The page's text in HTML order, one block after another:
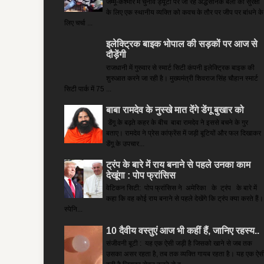
जम्मू-कश्मीर में चुनाव ड्यूटी पर जा रहे अद्धसैनिक बलों की सुरक्षा
के लिए एक स्थानीय व्यक्ति को कवच के तौर पर जीप पर बांधने के
लिए चर्चा ...
इलेक्ट्रिक बाइक भोपाल की सड़कों पर आज से
दौड़ेंगी
राजधानी में गुरुवार से स्मार्ट सिटी कंपनी इलेक्ट्रिक बाइक की
शुरुआत करने जा रही है। मुख्यमंत्री शिवराज सिंह चौहान स्मार्ट
सिटी पार्क में 75 ...
बाबा रामदेव के नुस्खे मात देंगे डेंगू बुखार को
डेंगू के बढ़ते कहर के बीच बाबा रामदेव ने इससे बचने के गुर
बताए। रामदेव ने प्रेस कांफ्रेंस में जड़ी बूटियों और फल दिखाकर
डेंगू के उपचार...
ट्रंप के बारे में राय बनाने से पहले उनका काम
देखूंगा : पोप फ्रांसिस
वेटिकन सिटी: पोप फ्रांसिस ने अमेरिका के ट्रंप के बारे में
कहा कि वह कोई राय बनाने से पहले देखेंगे कि ट्रंप क्या करते हैं।
स्पेनि...
10 दैवीय वस्तुएं आज भी कहीं हैं, जानिए रहस्य..
संजीवनी बूटी : यह एक ऐसी जड़ी है जिसको खाने से जब तक
उसका असर रहता है, तब तक व्यक्ति गायब रहता है। यह एक